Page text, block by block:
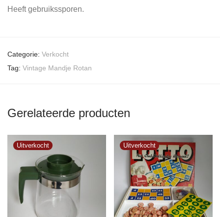
Heeft gebruikssporen.
Categorie: Verkocht
Tag: Vintage Mandje Rotan
Gerelateerde producten